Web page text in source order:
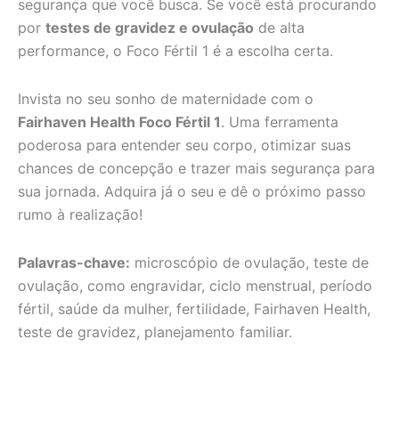
segurança que você busca. Se você está procurando
por testes de gravidez e ovulação de alta
performance, o Foco Fértil 1 é a escolha certa.
Invista no seu sonho de maternidade com o
Fairhaven Health Foco Fértil 1. Uma ferramenta
poderosa para entender seu corpo, otimizar suas
chances de concepção e trazer mais segurança para
sua jornada. Adquira já o seu e dê o próximo passo
rumo à realização!
Palavras-chave: microscópio de ovulação, teste de
ovulação, como engravidar, ciclo menstrual, período
fértil, saúde da mulher, fertilidade, Fairhaven Health,
teste de gravidez, planejamento familiar.